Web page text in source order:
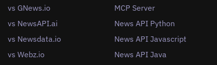
vs GNews.io
vs NewsAPI.ai
vs Newsdata.io
vs Webz.io
MCP Server
News API Python
News API Javascript
News API Java